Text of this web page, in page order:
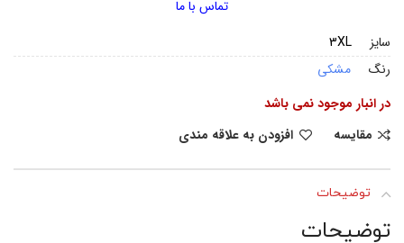
تماس با ما
سایز
3XL
رنگ
مشکی
در انبار موجود نمی باشد
مقایسه
افزودن به علاقه مندی
توضیحات
توضیحات